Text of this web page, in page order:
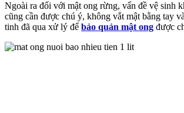
Ngoài ra đối với mật ong rừng, vấn đề vệ sinh
cũng cần được chú ý, không vắt mật bằng tay
tinh đã qua xử lý để bảo quản mật ong được